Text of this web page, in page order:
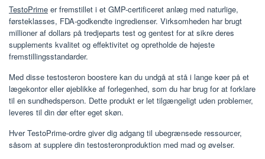
TestoPrime er fremstillet i et GMP-certificeret anlæg med naturlige,
førsteklasses, FDA-godkendte ingredienser. Virksomheden har brugt
millioner af dollars på tredjeparts test og gentest for at sikre deres
supplements kvalitet og effektivitet og opretholde de højeste
fremstillingsstandarder.
Med disse testosteron boostere kan du undgå at stå i lange køer på et
lægekontor eller øjeblikke af forlegenhed, som du har brug for at forklare
til en sundhedsperson. Dette produkt er let tilgængeligt uden problemer,
leveres til din dør efter eget skøn.
Hver TestoPrime-ordre giver dig adgang til ubegrænsede ressourcer,
såsom at supplere din testosteronproduktion med mad og øvelser.